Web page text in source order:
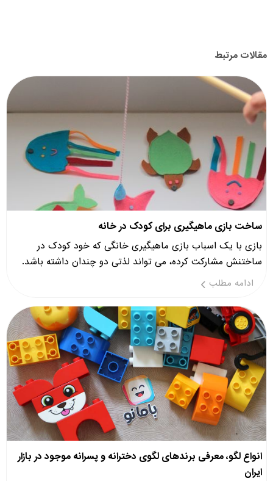
مقالات مرتبط
ساخت بازی ماهیگیری برای کودک در خانه
بازی با یک اسباب بازی ماهیگیری خانگی که خود کودک در
ساختنش مشارکت کرده، می تواند لذتی دو چندان داشته باشد.
ادامه مطلب
انواع لگو، معرفی برندهای لگوی دخترانه و پسرانه موجود در بازار
ایران